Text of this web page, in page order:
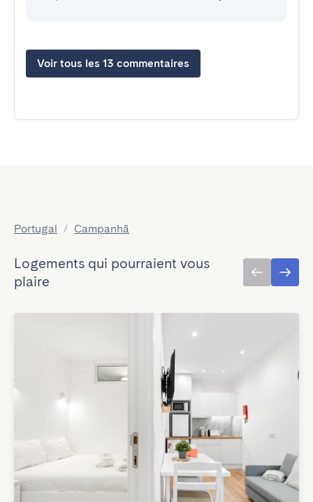
Voir tous les 13 commentaires
Portugal / Campanhã
Logements qui pourraient vous
plaire